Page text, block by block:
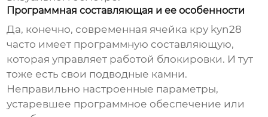
Программная составляющая и ее особенности
Да, конечно, современная ячейка кру kyn28
часто имеет программную составляющую,
которая управляет работой блокировки. И тут
тоже есть свои подводные камни.
Неправильно настроенные параметры,
устаревшее программное обеспечение или